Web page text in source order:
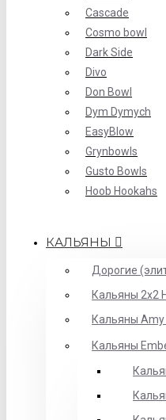
Cascade
Cosmo bowl
Dark Side
Divo
Don Bowl
Dym Dymych
EasyBlow
Grynbowls
Gusto Bowls
Hoob Hookahs
КАЛЬЯНЫ
Дорогие
Кальяны 2х2
Кальяны Amy
Кальяны